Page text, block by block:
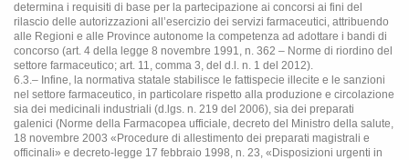
determina i requisiti di base per la partecipazione ai concorsi ai fini del
rilascio delle autorizzazioni all’esercizio dei servizi farmaceutici, attribuendo
alle Regioni e alle Province autonome la competenza ad adottare i bandi di
concorso (art. 4 della legge 8 novembre 1991, n. 362 – Norme di riordino del
settore farmaceutico; art. 11, comma 3, del d.l. n. 1 del 2012).
6.3.– Infine, la normativa statale stabilisce le fattispecie illecite e le sanzioni
nel settore farmaceutico, in particolare rispetto alla produzione e circolazione
sia dei medicinali industriali (d.lgs. n. 219 del 2006), sia dei preparati
galenici (Norme della Farmacopea ufficiale, decreto del Ministro della salute,
18 novembre 2003 «Procedure di allestimento dei preparati magistrali e
officinali» e decreto-legge 17 febbraio 1998, n. 23, «Disposizioni urgenti in